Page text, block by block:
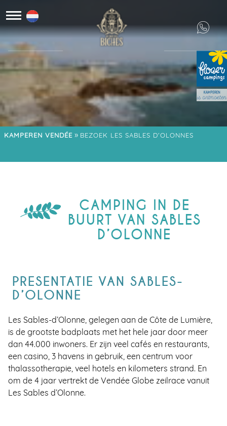
KAMPEREN VENDÉE » BEZOEK LES SABLES D'OLONNES
CAMPING IN DE
BUURT VAN SABLES
D’OLONNE
PRESENTATIE VAN SABLES-
D’OLONNE
Les Sables-d’Olonne, gelegen aan de Côte de Lumière,
is de grootste badplaats met het hele jaar door meer
dan 44.000 inwoners. Er zijn veel cafés en restaurants,
een casino, 3 havens in gebruik, een centrum voor
thalassotherapie, veel hotels en kilometers strand. En
om de 4 jaar vertrekt de Vendée Globe zeilrace vanuit
Les Sables d’Olonne.